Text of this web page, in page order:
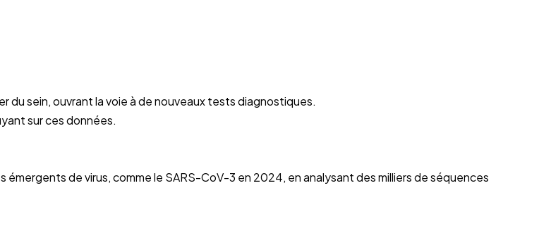
du sein, ouvrant la voie à de nouveaux tests diagnostiques.
sur ces données.
de virus, comme le SARS-CoV-3 en 2024, en analysant des milliers de séquences